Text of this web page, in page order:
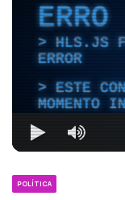
HLS.JS
ERROR
ESTE
MOMENTO
POLÍTICA